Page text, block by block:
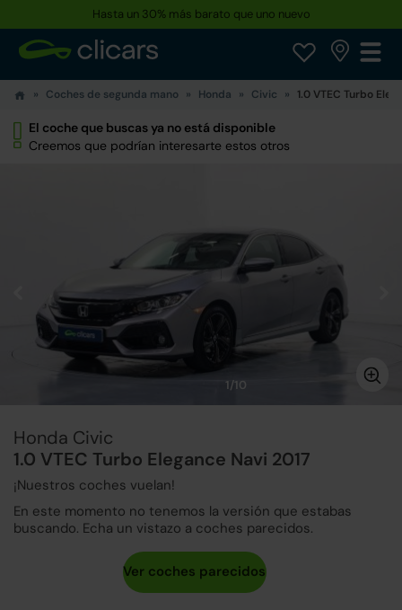
Hasta un 30% más barato que uno nuevo
Coches de segunda mano Honda Civic 1.0 VTEC Turbo
El coche que buscas ya no está disponible
Creemos que podrían interesarte estos otros
1/10
Honda Civic
1.0 VTEC Turbo Elegance Navi 2017
¡Nuestros coches vuelan!
En este momento no tenemos la versión que estabas
buscando. Echa un vistazo a coches parecidos.